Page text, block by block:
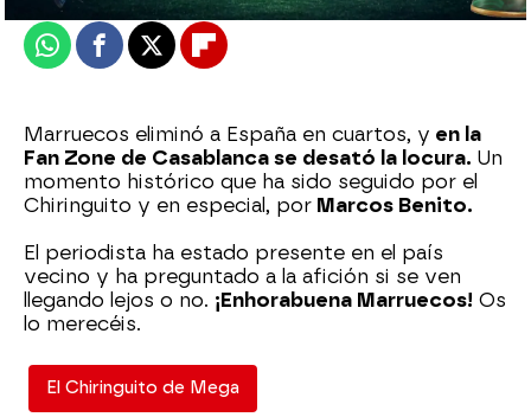
WhatsappFacebook
X Flipboard
Marruecos eliminó a España en cuartos, y en la
Fan Zone de Casablanca se desató la locura. Un
momento histórico que ha sido seguido por el
Chiringuito y en especial, por Marcos Benito.
El periodista ha estado presente en el país
vecino y ha preguntado a la afición si se ven
llegando lejos o no. ¡Enhorabuena Marruecos! Os
lo merecéis.
El Chiringuito de Mega